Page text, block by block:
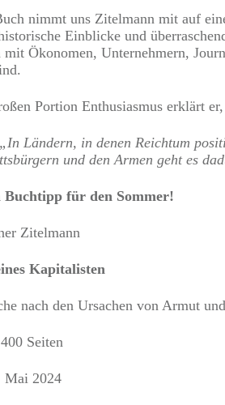
nimmt uns Zitelmann mit auf
Einblicke und
mit Ökonomen, Unternehmern,
Portion Enthusiasmus erklärt
„In Ländern, in denen Reichtum
und den Armen geht es
Buchtipp für den Sommer!
Zitelmann
Kapitalisten
nach den Ursachen von Armut
Seiten
Mai 2024